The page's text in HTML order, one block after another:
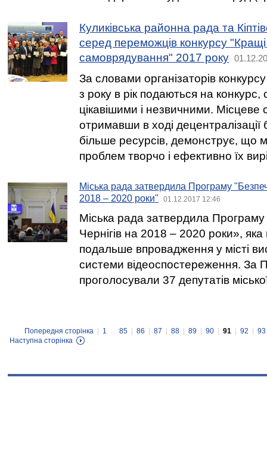
Куликівська районна рада та
серед переможців конкурсу "Кращі
самоврядування" 2017 року
За словами організаторів
з року в рік подаються на конкурс,
цікавішими і незвичними.
отримавши в ході
більше ресурсів, демонструє, що
проблем творчо і ефективно їх
Міська рада затвердила Програму
2018 – 2020 роки"
01.12.2017 12:46
Міська рада затвердила Програму
Чернігів на 2018 – 2020 роки»,
подальше впровадження у місті
системи відеоспостереження. За
проголосували 37 депутатів
Попередня сторінка 1 ... 85 86 87 88 89 90 91 92
93
Наступна сторінка